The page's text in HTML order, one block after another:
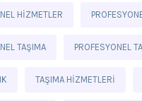
HIZMETLER
TAŞIMA PROFESYONEL
TAŞIMA HIZMETLERI